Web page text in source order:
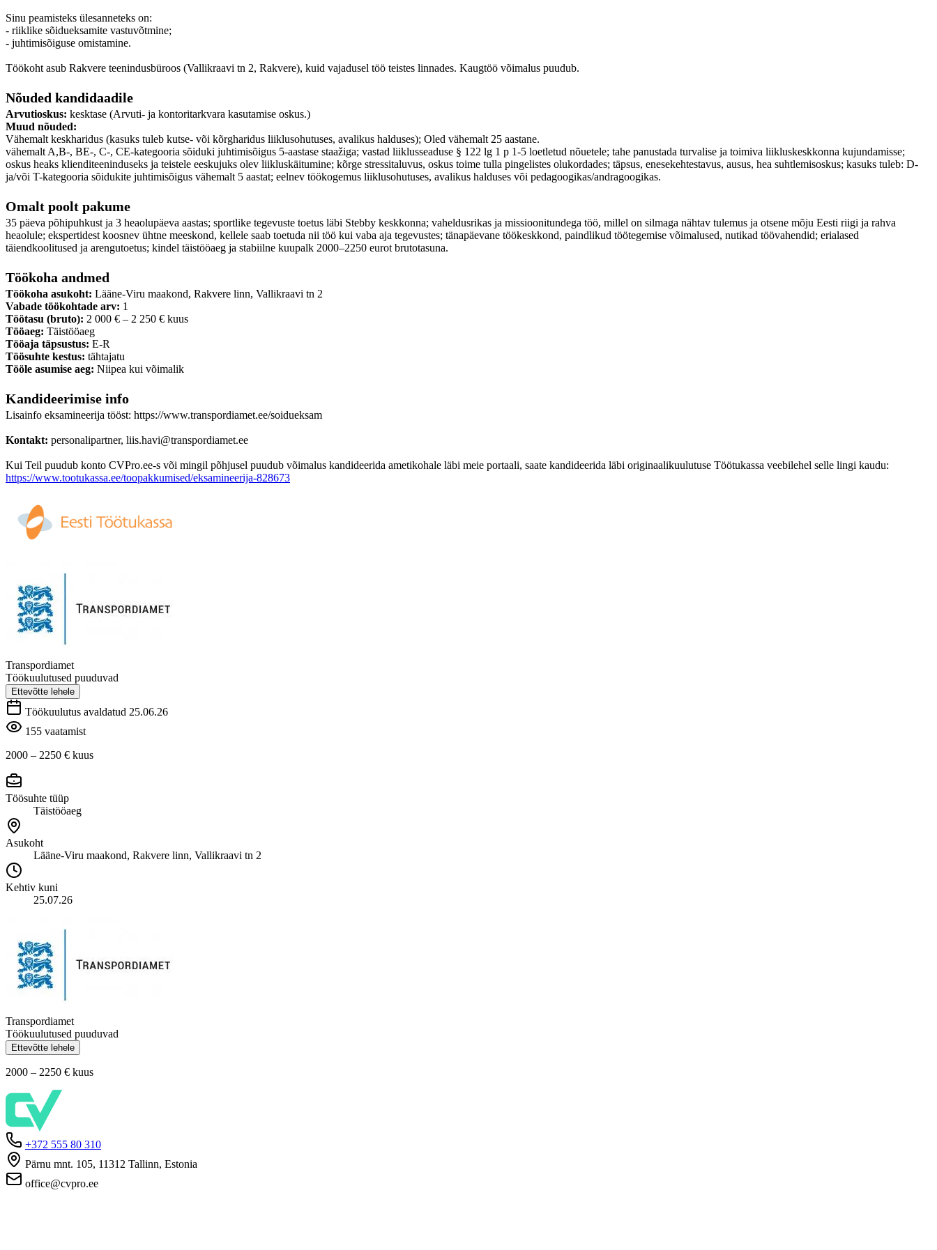
Sinu peamisteks ülesanneteks on:
- riiklike sõidueksamite vastuvõtmine;
- juhtimisõiguse omistamine.
Töökoht asub Rakvere teenindusbüroos (Vallikraavi tn 2, Rakvere), kuid vajadusel töö teistes linnades. Kaugtöö võimalus puudub.
Nõuded kandidaadile
Arvutioskus: kesktase (Arvuti- ja kontoritarkvara kasutamise oskus.)
Muud nõuded:
Vähemalt keskharidus (kasuks tuleb kutse- või kõrgharidus liiklusohutuses, avalikus halduses); Oled vähemalt 25 aastane.
vähemalt A,B-, BE-, C-, CE-kategooria sõiduki juhtimisõigus 5-aastase staažiga; vastad liiklusseaduse § 122 lg 1 p 1-5 loetletud nõuetele; tahe panustada turvalise ja toimiva liikluskeskkonna kujundamisse;
oskus heaks klienditeeninduseks ja teistele eeskujuks olev liikluskäitumine; kõrge stressitaluvus, oskus toime tulla pingelistes olukordades; täpsus, enesekehtestavus, ausus, hea suhtlemisoskus; kasuks tuleb: D-
ja/või T-kategooria sõidukite juhtimisõigus vähemalt 5 aastat; eelnev töökogemus liiklusohutuses, avalikus halduses või pedagoogikas/andragoogikas.
Omalt poolt pakume
35 päeva põhipuhkust ja 3 heaolupäeva aastas; sportlike tegevuste toetus läbi Stebby keskkonna; vaheldusrikas ja missioonitundega töö, millel on silmaga nähtav tulemus ja otsene mõju Eesti riigi ja rahva
heaolule; ekspertidest koosnev ühtne meeskond, kellele saab toetuda nii töö kui vaba aja tegevustes; tänapäevane töökeskkond, paindlikud töötegemise võimalused, nutikad töövahendid; erialased
täiendkoolitused ja arengutoetus; kindel täistööaeg ja stabiilne kuupalk 2000–2250 eurot brutotasuna.
Töökoha andmed
Töökoha asukoht: Lääne-Viru maakond, Rakvere linn, Vallikraavi tn 2
Vabade töökohtade arv: 1
Töötasu (bruto): 2 000 € – 2 250 € kuus
Tööaeg: Täistööaeg
Tööaja täpsustus: E-R
Töösuhte kestus: tähtajatu
Tööle asumise aeg: Niipea kui võimalik
Kandideerimise info
Lisainfo eksamineerija tööst: https://www.transpordiamet.ee/soidueksam
Kontakt: personalipartner, liis.havi@transpordiamet.ee
Kui Teil puudub konto CVPro.ee-s või mingil põhjusel puudub võimalus kandideerida ametikohale läbi meie portaali, saate kandideerida läbi originaalikuulutuse Töötukassa veebilehel selle lingi kaudu:
https://www.tootukassa.ee/toopakkumised/eksamineerija-828673
Transpordiamet
Töökuulutused puuduvad
Ettevõtte lehele
Töökuulutus avaldatud 25.06.26
155 vaatamist
2000 – 2250 € kuus
Töösuhte tüüp
Täistööaeg
Asukoht
Lääne-Viru maakond, Rakvere linn, Vallikraavi tn 2
Kehtiv kuni
25.07.26
Transpordiamet
Töökuulutused puuduvad
Ettevõtte lehele
2000 – 2250 € kuus
+372 555 80 310
Pärnu mnt. 105, 11312 Tallinn, Estonia
office@cvpro.ee